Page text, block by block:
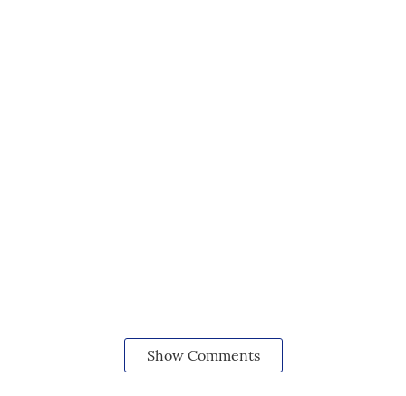
Show Comments